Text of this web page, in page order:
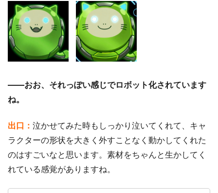
――おお、それっぽい感じでロボット化されています
ね。
出口： 泣かせてみた時もしっかり泣いてくれて、キャ
ラクターの形状を大きく外すことなく動かしてくれた
のはすごいなと思います。素材をちゃんと生かしてく
れている感覚がありますね。